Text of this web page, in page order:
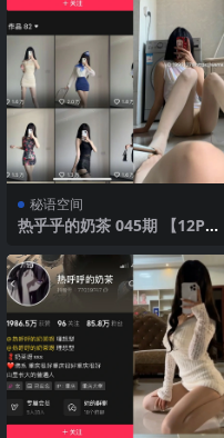
秘语空间
热乎乎的奶茶 045期 【12P】2